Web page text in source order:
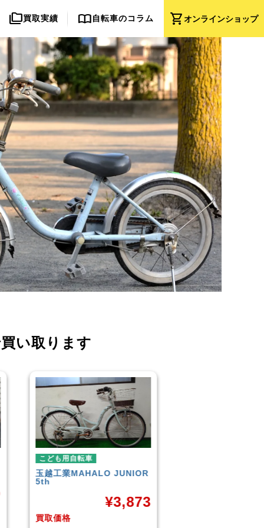
shopping_cartオンラインショップ
folder_copy買取実績 import_contacts自転車のコラム
い取ります
こども用自転車
玉越工業MAHALO JUNIOR
5th
買取価格
¥3,873